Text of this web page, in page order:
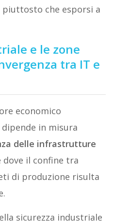
che esporsi a
e le zone
tra IT e
economico
in misura
delle infrastrutture
il confine tra
di produzione risulta
sicurezza industriale